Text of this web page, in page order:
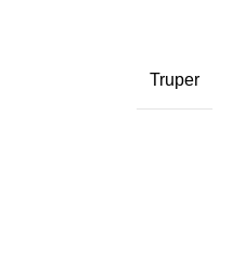
Truper